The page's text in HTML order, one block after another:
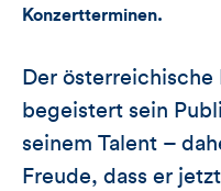
Konzertterminen.
Der
begeistert sein
seinem Talent –
Freude, dass er